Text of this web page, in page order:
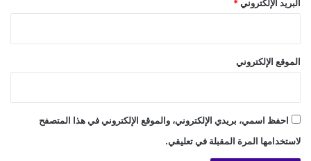
البريد الإلكتروني *
الموقع الإلكتروني
احفظ اسمي، بريدي الإلكتروني، والموقع الإلكتروني في هذا المتصفح
لاستخدامها المرة المقبلة في تعليقي.